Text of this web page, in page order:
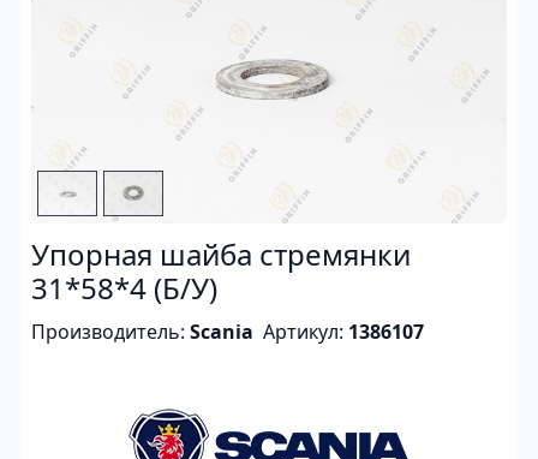
Упорная шайба стремянки
31*58*4 (Б/У)
Производитель: Scania Артикул: 1386107